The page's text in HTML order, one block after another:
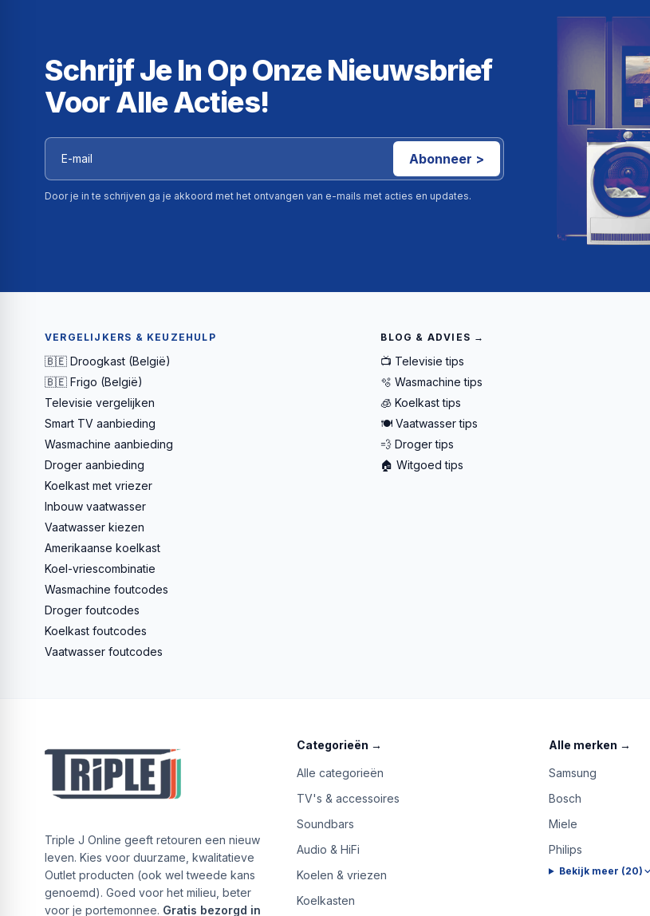
Schrijf Je In Op Onze Nieuwsbrief
Voor Alle Acties!
Abonneer >
Door je in te schrijven ga je akkoord met het ontvangen van e-mails met acties en updates.
VERGELIJKERS & KEUZEHULP
🇧🇪 Droogkast (België)
🇧🇪 Frigo (België)
Televisie vergelijken
Smart TV aanbieding
Wasmachine aanbieding
Droger aanbieding
Koelkast met vriezer
Inbouw vaatwasser
Vaatwasser kiezen
Amerikaanse koelkast
Koel-vriescombinatie
Wasmachine foutcodes
Droger foutcodes
Koelkast foutcodes
Vaatwasser foutcodes
BLOG & ADVIES →
📺 Televisie tips
🫧 Wasmachine tips
🧊 Koelkast tips
🍽️ Vaatwasser tips
💨 Droger tips
🏠 Witgoed tips
Triple J Online geeft retouren een nieuw
leven. Kies voor duurzame, kwalitatieve
Outlet producten (ook wel tweede kans
genoemd). Goed voor het milieu, beter
voor je portemonnee. Gratis bezorgd in
Categorieën →
Alle categorieën
TV's & accessoires
Soundbars
Audio & HiFi
Koelen & vriezen
Koelkasten
Alle merken →
Samsung
Bosch
Miele
Philips
Bekijk meer (20)